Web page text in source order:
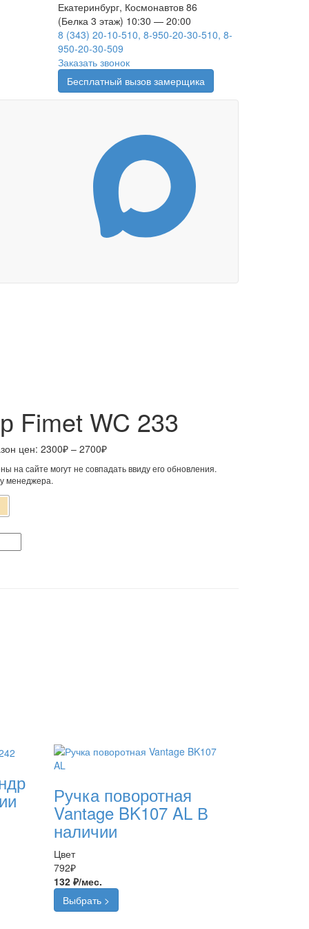
Екатеринбург, Космонавтов 86
(Белка 3 этаж) 10:30 — 20:00
8 (343) 20-10-510, 8-950-20-30-510, 8-
950-20-30-509
Заказать звонок
Бесплатный вызов замерщика
Fimet WC 233
цен: 2300₽ – 2700₽
на сайте могут не совпадать ввиду его обновления.
менеджера.
Ручка поворотная
Vantage BK107 AL В
наличии
Цвет
792₽
132 ₽/мес.
Выбрать >